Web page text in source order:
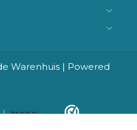
Warenhuis | Powered